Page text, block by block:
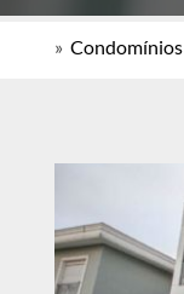
» Condomínios